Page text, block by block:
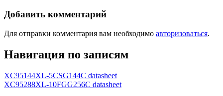
Добавить комментарий
Для отправки комментария вам необходимо авторизоваться.
Навигация по записям
XC95144XL-5CSG144C datasheet
XC95288XL-10FGG256C datasheet